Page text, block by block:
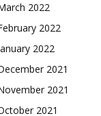
2022
2022
2022
2021
2021
2021